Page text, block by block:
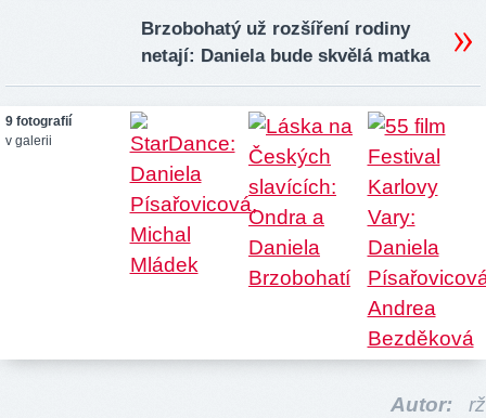
Brzobohatý už rozšíření rodiny
netají: Daniela bude skvělá matka
9 fotografií
v galerii
Autor: rž